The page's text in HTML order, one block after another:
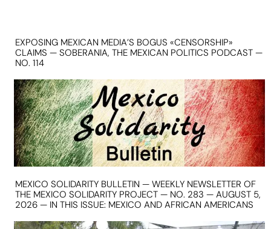
EXPOSING MEXICAN MEDIA’S BOGUS «CENSORSHIP»
CLAIMS — SOBERANIA, THE MEXICAN POLITICS PODCAST —
NO. 114
MEXICO SOLIDARITY BULLETIN — WEEKLY NEWSLETTER OF
THE MEXICO SOLIDARITY PROJECT — NO. 283 — AUGUST 5,
2026 — IN THIS ISSUE: MEXICO AND AFRICAN AMERICANS